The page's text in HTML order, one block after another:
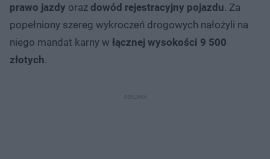
prawo jazdy oraz dowód rejestracyjny pojazdu. Za
popełniony szereg wykroczeń drogowych nałożyli na
niego mandat karny w łącznej wysokości 9 500
złotych.